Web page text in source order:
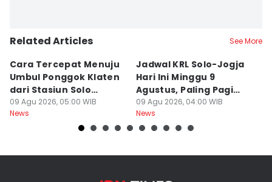
Related Articles See More
Cara Tercepat Menuju
Umbul Ponggok Klaten
dari Stasiun Solo
Balapan di Surakarta
09 Agu 2026, 05:00 WIB
News
Jadwal KRL Solo-Jogja
Hari Ini Minggu 9
Agustus, Paling Pagi
Berangkat Pukul 05.00
09 Agu 2026, 04:00 WIB
News